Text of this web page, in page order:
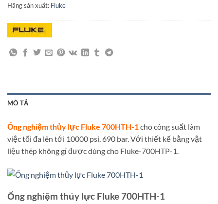
Hãng sản xuất: Fluke
MÔ TẢ
Ống nghiệm thủy lực Fluke 700HTH-1cho công suất làm
việc tối đa lên tới 10000 psi, 690 bar. Với thiết kế bằng vật
liệu thép không gỉ được dùng cho Fluke-700HTP-1.
Ống nghiệm thủy lực Fluke 700HTH-1